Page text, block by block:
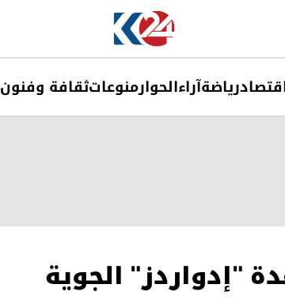
ریاضةآراءالحوارمنوعاتثقافة وفنون
52" في قاعدة "إدواردز" الجوية